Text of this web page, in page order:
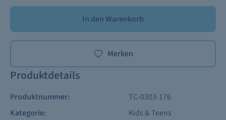
In den Warenkorb
Merken
Produktdetails
Produktnummer:
TC-0303-176
Kategorie:
Kids & Teens